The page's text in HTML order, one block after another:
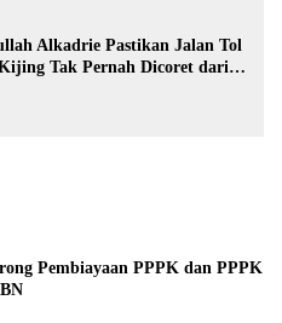
Alkadrie Pastikan Jalan Tol
Tak Pernah Dicoret dari
Pembiayaan PPPK dan PPPK